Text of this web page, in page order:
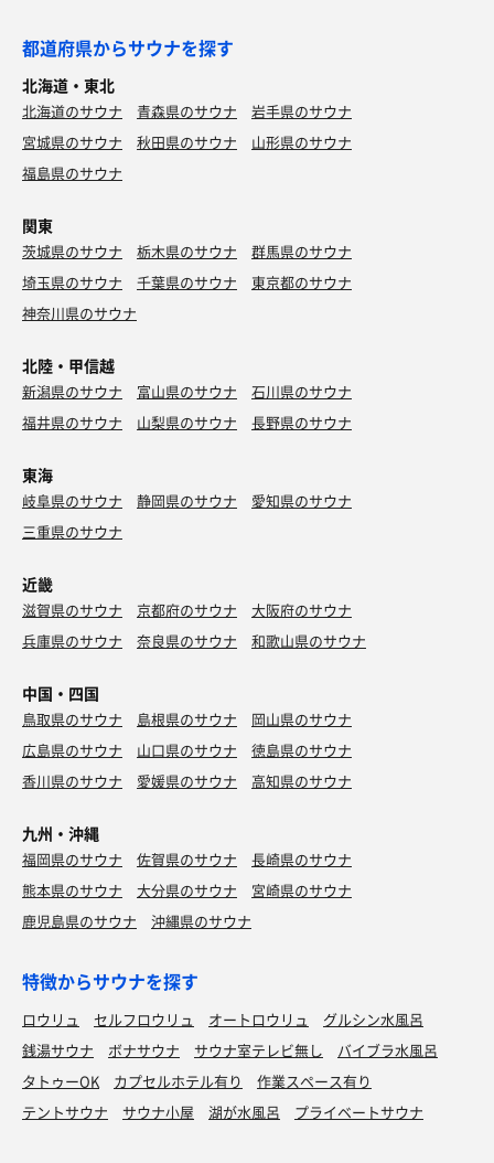
都道府県からサウナを探す
北海道・東北
北海道のサウナ 青森県のサウナ
岩手県のサウナ
宮城県のサウナ
秋田県のサウナ
山形県のサウナ
福島県のサウナ
関東
茨城県のサウナ 栃木県のサウナ
群馬県のサウナ
埼玉県のサウナ
千葉県のサウナ
東京都のサウナ
神奈川県のサウナ
北陸・甲信越
新潟県のサウナ 富山県のサウナ
石川県のサウナ
福井県のサウナ
山梨県のサウナ 長野県のサウナ
東海
岐阜県のサウナ 静岡県のサウナ
愛知県のサウナ
三重県のサウナ
近畿
滋賀県のサウナ 京都府のサウナ
大阪府のサウナ
兵庫県のサウナ
奈良県のサウナ 和歌山県のサウナ
中国・四国
鳥取県のサウナ 島根県のサウナ
岡山県のサウナ
広島県のサウナ
山口県のサウナ
徳島県のサウナ
香川県のサウナ
愛媛県のサウナ 高知県のサウナ
九州・沖縄
福岡県のサウナ 佐賀県のサウナ
長崎県のサウナ
熊本県のサウナ
大分県のサウナ
宮崎県のサウナ
鹿児島県のサウナ
沖縄県のサウナ
特徴からサウナを探す
ロウリュ セルフロウリュ オートロウリュ
グルシン水風呂
銭湯サウナ
ボナサウナ サウナ室テレビ無し
バイブラ水風呂
タトゥーOK
カプセルホテル有り
作業スペース有り
テントサウナ
サウナ小屋 湖が水風呂 プライベートサウナ